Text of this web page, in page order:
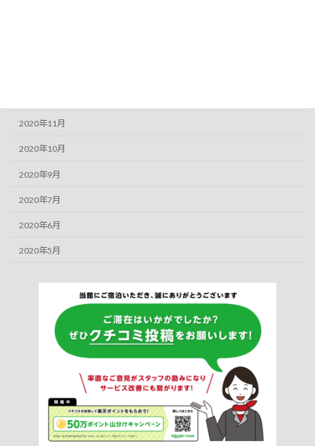
2020年11月
2020年10月
2020年9月
2020年7月
2020年6月
2020年5月